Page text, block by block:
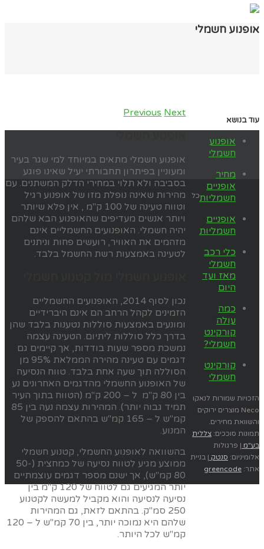
אופנוע חשמלי
Previous Next
אופנוע חשמלי מתאים במיוחד למי שגר בעיר
ומעוניין בפיתרון תחבורתי יעיל שאינו פוגע
בסביבה ולא תלוי במחירי הדלק המשתנים. עם
מהירות שאינה נופלת מזו של אופנוע רגיל
וטווח טעינה של 100 ק"מ , אין פלא שיותר
ויותר אנשים מעדיפים שהאופנוע הבא שלהם
יהיה חשמלי. האופנועים החשמליים אינם
מזהמים את האוויר, רועשים פחות וניתנים
לטעינה באמצעות רשת החשמל בלבד.
נכון לסוף 2014, האופנועים החשמליים
הזמינים לקהל הרחב הם אינם היברידיים
ומונעים באמצעות סוללות נטענות בלבד שהן
בדרך כלל סוללות ליתיום. הטעינה עצמה
נמשכת מספר שעות בודדות, אך קיימים גם
דגמים עם טעינה מהירה הממלאת 95% מן
הסוללה תוך שעה אחת בלבד. טווח הנסיעה
של האופנוע החשמלי מהדגמים האחרונים נע
בין 80 ק"מ ל – 200 ק"מ (הטווח בתוך העיר
תמיד גבוה יותר). המהירות עצמה נעה בין 85
קמ"ש ל – 165 קמ"ש בהתאם להספק של
המנוע.
בהשוואה לאופנוע החשמלי, קטנוע חשמלי
ממוצע מגיע לטווח נסיעה של כמחצית (50-
80 קמ"ש), אך ישנם מספר דגמים עוצמתיים
יותר המגיעים גם לטווח של 120 ק"מ בין
נסיעה לנסיעה והוא מקביל למעשה לקטנוע
250 סמ"ק. בהתאם לזאת, גם המהירות
שלהם היא נמוכה יותר, בין 70 קמ"ש ל – 120
קמ"ש לכל היותר.
עוד בנושא
אופנוע
חשמלי
מחיר
אופניים
חשמליות
אופניים
חשמליות
כלי רכב
חשמלי
מאז ועד
היום
כמה
עולה
קורקינט
חשמלי?
קורקינט
חשמלי
כל
הזכויות שמורות לנאקו
Neco מוצרים ירוקים
והשוואת מחירים.
תמונות סוככים: צללית
בע"מ | פרגולות
אלומיניום: סנטק | בניית
אתר: greencode